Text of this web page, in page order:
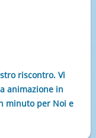
riscontro. Vi
animazione in
minuto per Noi e